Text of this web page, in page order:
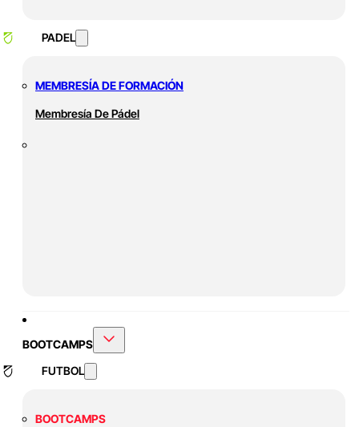
PADEL
MEMBRESÍA DE FORMACIÓN
Membresía De Pádel
BOOTCAMPS
FUTBOL
BOOTCAMPS